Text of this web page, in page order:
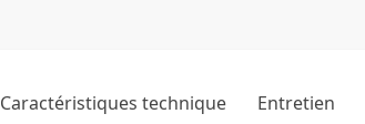
Caractéristiques technique Entretien